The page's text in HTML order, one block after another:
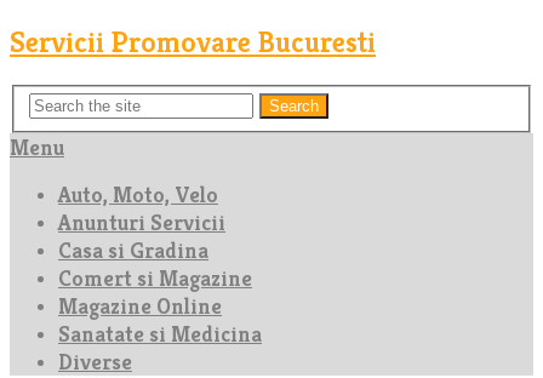
Servicii Promovare Bucuresti
Search
Menu
Auto, Moto, Velo
Anunturi Servicii
Casa si Gradina
Comert si Magazine
Magazine Online
Sanatate si Medicina
Diverse